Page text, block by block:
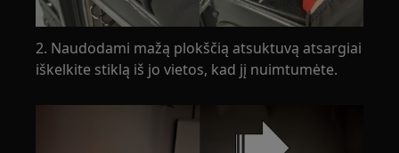
2. Naudodami mažą plokščią atsuktuvą atsargiai
iškelkite stiklą iš jo vietos, kad jį nuimtumėte.